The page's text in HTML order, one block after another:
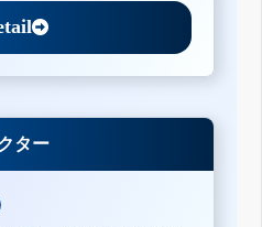
ター